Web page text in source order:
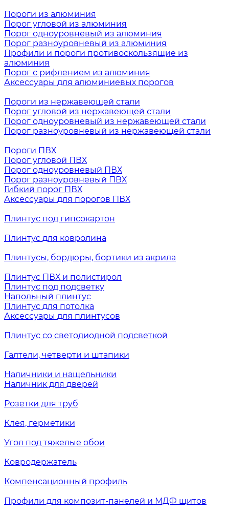
Пороги из алюминия
Порог угловой из алюминия
Порог одноуровневый из алюминия
Порог разноуровневый из алюминия
Профили и пороги противоскользящие из
алюминия
Порог с рифлением из алюминия
Аксессуары для алюминиевых порогов
Пороги из нержавеющей стали
Порог угловой из нержавеющей стали
Порог одноуровневый из нержавеющей стали
Порог разноуровневый из нержавеющей стали
Пороги ПВХ
Порог угловой ПВХ
Порог одноуровневый ПВХ
Порог разноуровневый ПВХ
Гибкий порог ПВХ
Аксессуары для порогов ПВХ
Плинтус под гипсокартон
Плинтус для ковролина
Плинтусы, бордюры, бортики из акрила
Плинтус ПВХ и полистирол
Плинтус под подсветку
Напольный плинтус
Плинтус для потолка
Аксессуары для плинтусов
Плинтус со светодиодной подсветкой
Галтели, четверти и штапики
Наличники и нащельники
Наличник для дверей
Розетки для труб
Клея, герметики
Угол под тяжелые обои
Ковродержатель
Компенсационный профиль
Профили для композит-панелей и МДФ щитов